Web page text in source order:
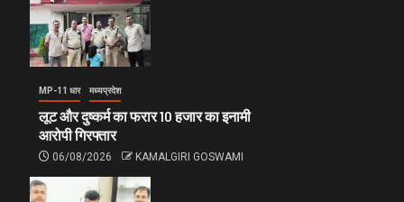
MP-11 धार मध्यप्रदेश
लूट और दुष्कर्म का फरार 10 हजार का इनामी
आरोपी गिरफ्तार
06/08/2026 KAMALGIRI GOSWAMI